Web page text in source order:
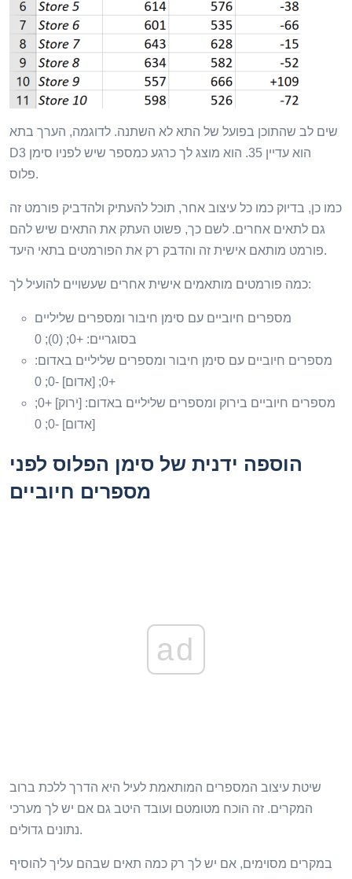
שים לב שהתוכן בפועל של התא לא השתנה. לדוגמה, הערך בתא
D3 הוא עדיין 35. הוא מוצג לך כרגע כמספר שיש לפניו סימן
פלוס.
כמו כן, בדיוק כמו כל עיצוב אחר, תוכל להעתיק ולהדביק פורמט זה
גם לתאים אחרים. לשם כך, פשוט העתק את התאים שיש להם
פורמט מותאם אישית זה והדבק רק את הפורמטים בתאי היעד.
כמה פורמטים מותאמים אישית אחרים שעשויים להועיל לך:
מספרים חיוביים עם סימן חיבור ומספרים שליליים
בסוגריים: +0; (0); 0
מספרים חיוביים עם סימן חיבור ומספרים שליליים באדום:
+0; [אדום] -0; 0
מספרים חיוביים בירוק ומספרים שליליים באדום: [ירוק] +0;
[אדום] -0; 0
הוספה ידנית של סימן הפלוס לפני
מספרים חיוביים
ad
שיטת עיצוב המספרים המותאמת לעיל היא הדרך ללכת ברוב
המקרים. זה הוכח מטומטם ועובד היטב גם אם יש לך מערכי
נתונים גדולים.
במקרים מסוימים, אם יש לך רק כמה תאים שבהם עליך להוסיף